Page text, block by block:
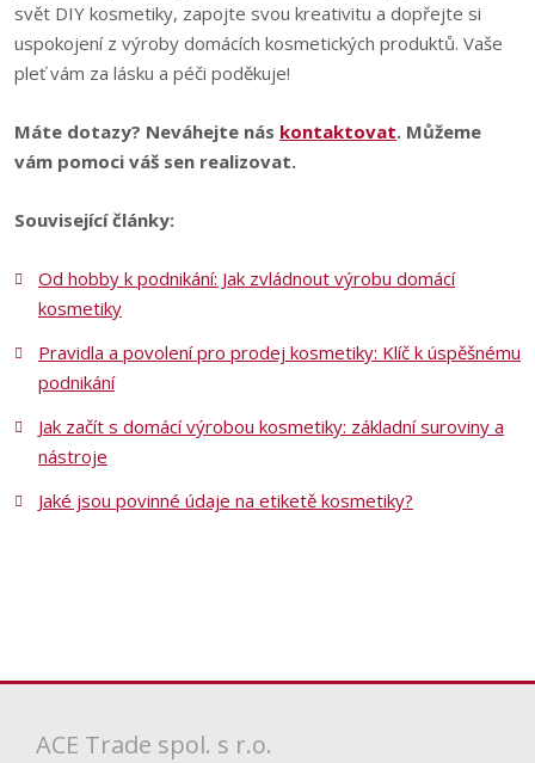
svět DIY kosmetiky, zapojte svou kreativitu a dopřejte si
uspokojení z výroby domácích kosmetických produktů. Vaše
pleť vám za lásku a péči poděkuje!
Máte dotazy? Neváhejte nás kontaktovat. Můžeme
vám pomoci váš sen realizovat.
Související články:
Od hobby k podnikání: Jak zvládnout výrobu domácí
kosmetiky
Pravidla a povolení pro prodej kosmetiky: Klíč k úspěšnému
podnikání
Jak začít s domácí výrobou kosmetiky: základní suroviny a
nástroje
Jaké jsou povinné údaje na etiketě kosmetiky?
ACE Trade spol. s r.o.